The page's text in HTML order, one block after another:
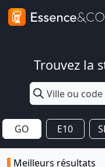
Trouvez la
GO E10
Meilleurs résultats